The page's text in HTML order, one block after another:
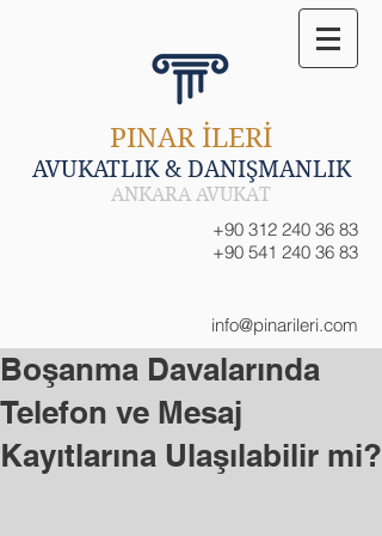
PINAR İLERİ
AVUKATLIK & DANIŞMANLIK
ANKARA AVUKAT
+90 312 240 36 83
+90 541 240 36 83
info@pinarileri.com
Boşanma Davalarında
Telefon ve Mesaj
Kayıtlarına Ulaşılabilir mi?